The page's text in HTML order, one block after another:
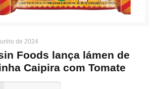
de 2024
Foods lança lámen de
Caipira com Tomate